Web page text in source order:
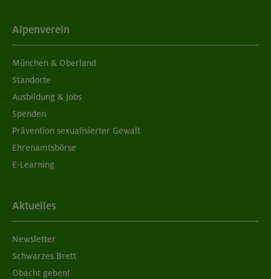
Alpenverein
München & Oberland
Standorte
Ausbildung & Jobs
Spenden
Prävention sexualisierter Gewalt
Ehrenamtsbörse
E-Learning
Aktuelles
Newsletter
Schwarzes Brett
Obacht geben!